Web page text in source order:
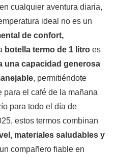
cualquier aventura diaria,
ideal no es un
de confort,
botella termo de 1 litro es
una capacidad generosa
, permitiéndote
para el café de la mañana
para todo el día de
estos termos combinan
materiales saludables y
compañero fiable en